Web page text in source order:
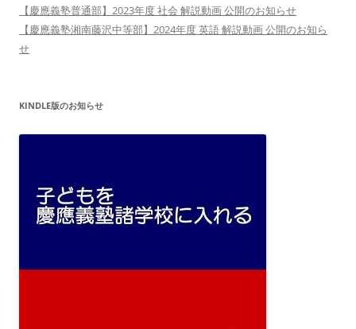
【慶應義塾普通部】2023年度 社会 解説動画 公開のお知らせ
【慶應義塾湘南藤沢中等部】2024年度 英語 解説動画 公開のお知ら
せ
KINDLE版のお知らせ